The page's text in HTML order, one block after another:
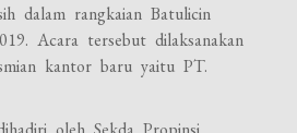
dalam rangkaian Batulicin
Acara tersebut dilaksanakan
kantor baru yaitu PT.